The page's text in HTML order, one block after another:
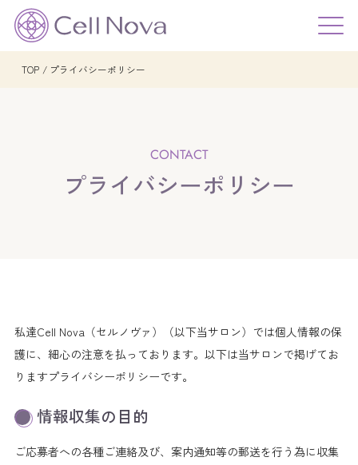
TOP プライバシーポリシー
プライバシーポリシー
私達Cell Nova（セルノヴァ）（以下当サロン）では個人情報の保
護に、細心の注意を払っております。以下は当サロンで掲げてお
りますプライバシーポリシーです。
情報収集の目的
ご応募者への各種ご連絡及び、案内通知等の郵送を行う為に収集